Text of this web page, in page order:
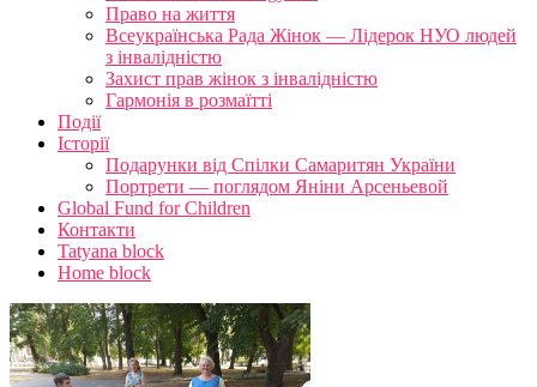
Право на життя
Всеукраїнська Рада Жінок — Лідерок НУО людей
з інвалідністю
Захист прав жінок з інвалідністю
Гармонія в розмаїтті
Події
Історії
Подарунки від Спілки Самаритян України
Портрети — поглядом Яніни Арсеньевой
Global Fund for Children
Контакти
Tatyana block
Home block